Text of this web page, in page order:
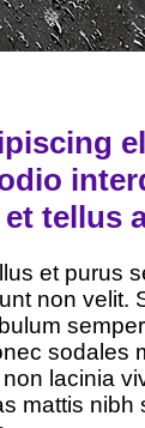
tellus
et purus
non velit.
sodales
lacinia
mattis nibh